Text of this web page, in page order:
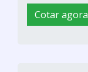
Cotar agora